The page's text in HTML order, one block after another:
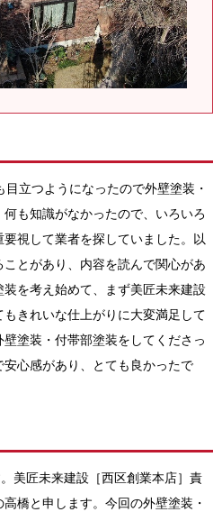
立つようになったので外壁塗装・
も知識がなかったので、いろいろ
視して業者を探していました。以
とがあり、内容を読んで関心があ
を考え始めて、まず美匠未来建設
きれいな仕上がりに大変満足して
塗装・付帯部塗装をしてくださっ
心感があり、とても良かったで
美匠未来建設［西区創業本店］責
橋と申します。今回の外壁塗装・